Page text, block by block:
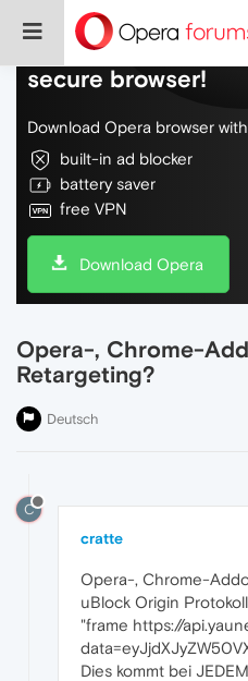
Do more on the
secure browser!
Download Opera browser
built-in ad blocker
battery saver
free VPN
Download Opera
Opera-, Chrome-
Retargeting?
Deutsch
C
cratte
Opera-, Chrome-
uBlock Origin
"frame ​https://
Dies kommt bei